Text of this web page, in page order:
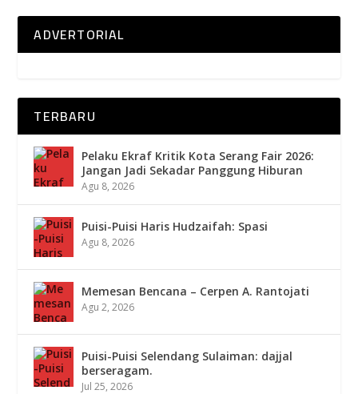
ADVERTORIAL
TERBARU
Pelaku Ekraf Kritik Kota Serang Fair 2026:
Jangan Jadi Sekadar Panggung Hiburan
Agu 8, 2026
Puisi-Puisi Haris Hudzaifah: Spasi
Agu 8, 2026
Memesan Bencana – Cerpen A. Rantojati
Agu 2, 2026
Puisi-Puisi Selendang Sulaiman: dajjal
berseragam.
Jul 25, 2026